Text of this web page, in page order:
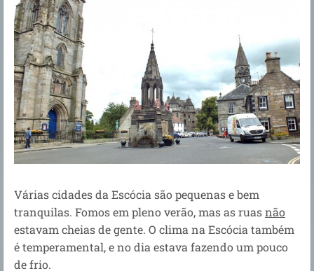
Várias cidades da Escócia são pequenas e bem
tranquilas. Fomos em pleno verão, mas as ruasnão
estavam cheias de gente. O clima na Escócia também
é temperamental, e no dia estava fazendo um pouco
de frio.